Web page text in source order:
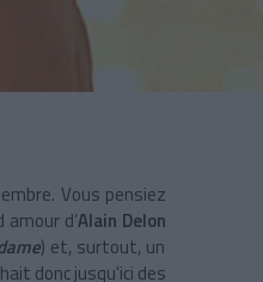
Vous pensiez
amour d’Alain Delon
) et, surtout, un
donc jusqu'ici des